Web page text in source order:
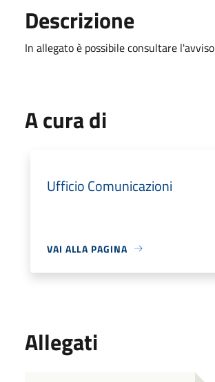
Descrizione
In allegato è possibile consultare l'avviso
A cura di
Ufficio Comunicazioni
VAI ALLA PAGINA
Allegati